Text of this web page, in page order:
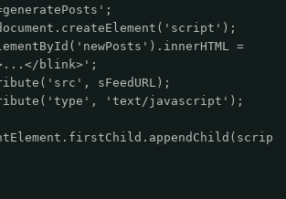
=
blink>';
sFeedURL);
'text/javascript');